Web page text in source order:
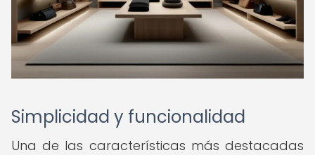
Simplicidad y funcionalidad
Una de las características más destacadas